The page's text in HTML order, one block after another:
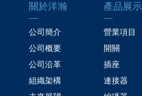
關於洋瀚
公司簡介
公司概要
公司沿革
組織架構
產品展示
營業項目
開關
插座
連接器